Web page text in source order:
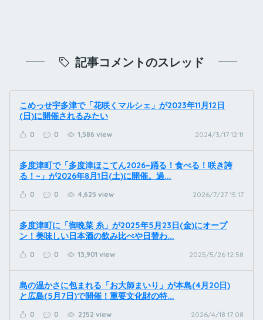
記事コメントのスレッド
こめっせ宇多津で「花咲くマルシェ」が2023年11月12日
(日)に開催されるみたい
0 0 1,586 view 2024/3/17 12:11
多度津町で「多度津ほこてん2026~踊る！食べる！咲き誇
る！~」が2026年8月1日(土)に開催。過...
0 0 4,625 view 2026/7/27 15:17
多度津町に「御晩菜 糸」が2025年5月23日(金)にオープ
ン！美味しい日本酒の飲み比べや日替わ...
0 0 13,901 view 2025/5/26 12:58
島の温かさに包まれる「お大師まいり」が本島(4月20日)
と広島(5月7日)で開催！重要文化財の特...
0 0 2,152 view 2026/4/18 17:08